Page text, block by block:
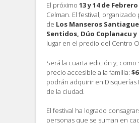
El próximo 13 y 14 de Febrero
Celman. El festival,
de Los Manseros
Sentidos, Dúo Coplanacu
lugar en el predio del Centro
Será la cuarta edición y,
precio accesible a la familia:
podrán adquirir en
de la ciudad.
El festival ha logrado
personas que se suman en